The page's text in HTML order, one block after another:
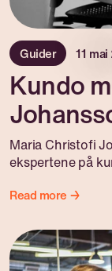
Guider 11
Kundo
Maria Christofi
ekspertene på
Read more →